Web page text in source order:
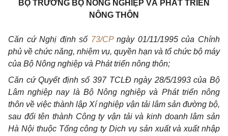
BỘ TRƯỞNG BỘ NÔNG NGHIỆP VÀ PHÁT TRIỂN
NÔNG THÔN
Căn cứ Nghị định số 73/CPngày 01/11/1995 của Chính
phủ về chức năng, nhiệm vụ, quyền hạn và tổ chức bộ máy
của Bộ Nông nghiệp và Phát triển nông thôn;
Căn cứ Quyết định số 397 TCLĐ ngày 28/5/1993 của Bộ
Lâm nghiệp nay là Bộ Nông nghiệp và Phát triển nông
thôn về việc thành lập Xí nghiệp vận tải lâm sản đường bộ,
sau đổi tên thành Công ty vận tải và kinh doanh lâm sản
Hà Nội thuộc Tổng công ty Dịch vụ sản xuất và xuất nhập